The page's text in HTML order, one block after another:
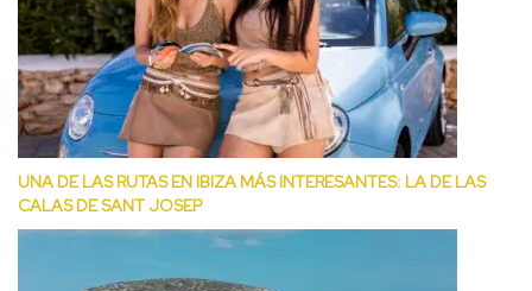
UNA DE LAS RUTAS EN IBIZA MÁS INTERESANTES: LA DE LAS
CALAS DE SANT JOSEP